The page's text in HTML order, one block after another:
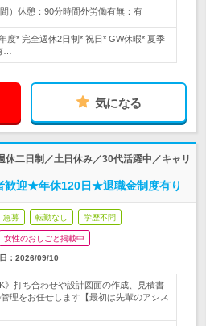
）休憩：90分時間外労働有無：有
度* 完全週休2日制* 祝日* GW休暇* 夏季
…
気になる
休二日制／土日休み／30代活躍中／キャリ
歓迎★年休120日★退職金制度有り
急募 転勤なし 学歴不問
女性のおしごと掲載中
： 2026/09/10
》打ち合わせや設計図面の作成、見積書
理をお任せします【最初は先輩のアシス